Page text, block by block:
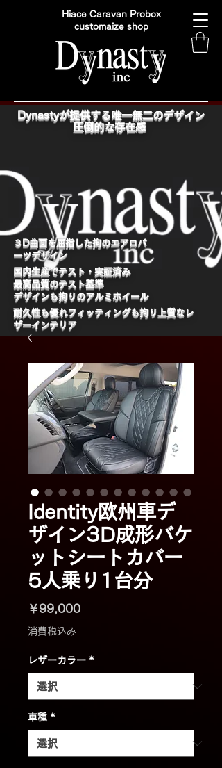
Hiace Caravan Probox
customaize shop
Dynastyが提供する唯一無二のデザイン
圧倒的な存在感
​３D曲面を屈指した拘のエアロパ
ーツデザイン
国内生産でテスト・実証済み
最高品質のテスト基準
デザインも拘りのアルミホイール
​耐久性も優れフィッティングも拘り上質なレ
ザーインテリア
Identity欧州車デ
ザイン3D成形バケ
ットシートカバー
5人乗り1台分
￥99,000価
消費税込み
レザーカラー *
車種 *